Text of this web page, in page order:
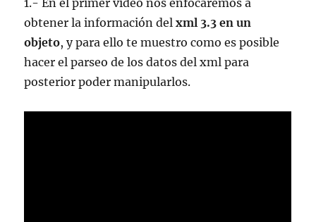
obtener la información del xml 3.3 en un
objeto, y para ello te muestro como es posible
hacer el parseo de los datos del xml para
posterior poder manipularlos.